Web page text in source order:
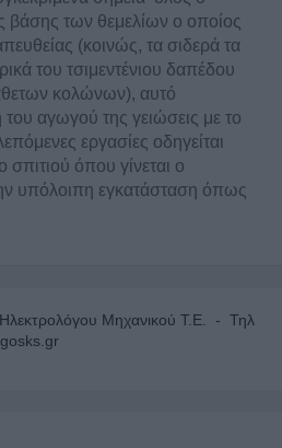
βάσης των θεμελίων ο οποίος
(κοινώς, τα σιδερά τα
του τσιμεντένιου δαπέδου
κολώνων), αυτό
του αγωγού της γειώσεις με το
εργασίες οδηγείται
σπιτιού όπου γίνεται ο
υπόλοιπη εγκατάσταση όπως
Μηχανικού Τ.Ε. - Τηλ